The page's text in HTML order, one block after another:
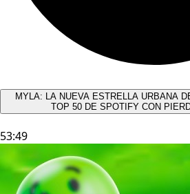
MYLA: LA NUEVA ESTRELLA URBANA
TOP 50 DE SPOTIFY CON
53:49